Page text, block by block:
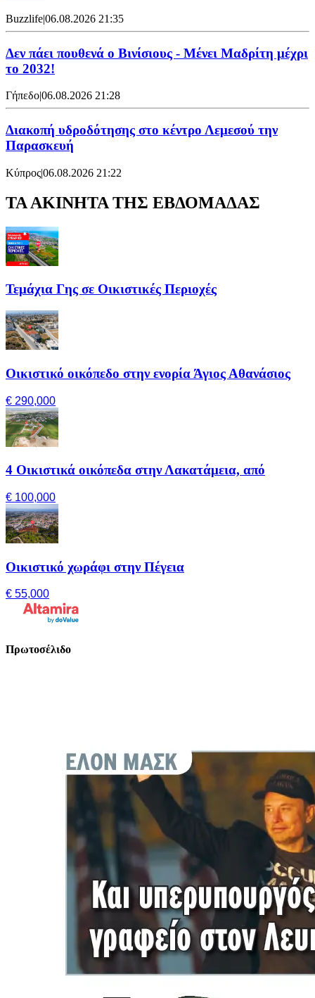
Buzzlife|06.08.2026 21:35
Δεν πάει πουθενά ο Βινίσιους - Μένει Μαδρίτη μέχρι
το 2032!
Γήπεδο|06.08.2026 21:28
Διακοπή υδροδότησης στο κέντρο Λεμεσού την
Παρασκευή
Κύπρος|06.08.2026 21:22
ΤΑ ΑΚΙΝΗΤΑ ΤΗΣ ΕΒΔΟΜΑΔΑΣ
Τεμάχια Γης σε Οικιστικές Περιοχές
Οικιστικό οικόπεδο στην ενορία Άγιος Αθανάσιος
€ 290,000
4 Οικιστικά οικόπεδα στην Λακατάμεια, από
€ 100,000
Οικιστικό χωράφι στην Πέγεια
€ 55,000
Πρωτοσέλιδο